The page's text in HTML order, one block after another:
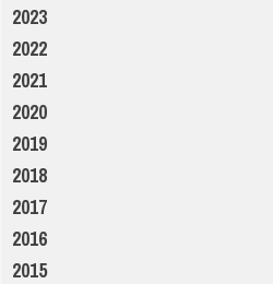
2023
2022
2021
2020
2019
2018
2017
2016
2015